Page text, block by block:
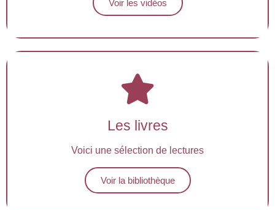
Voir les vidéos
Les livres
Voici une sélection de lectures
Voir la bibliothèque